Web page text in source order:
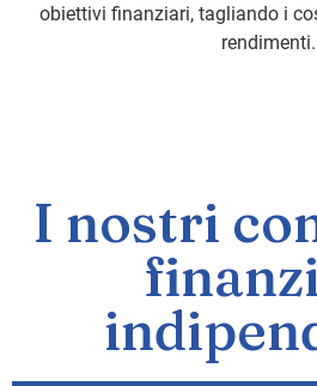
obiettivi finanziari, tagliando i
rendimenti.
I nostri